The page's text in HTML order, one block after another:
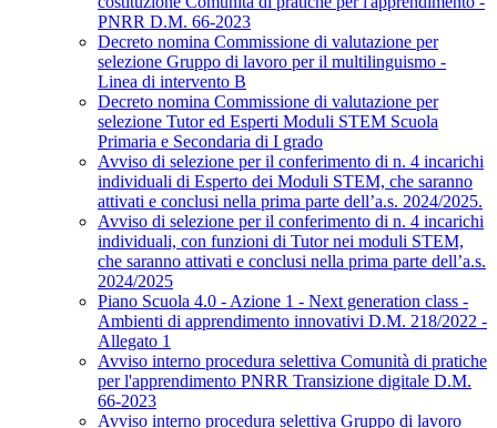
PNRR D.M. 66-2023
Decreto nomina Commissione di valutazione per
selezione Gruppo di lavoro per il multilinguismo -
Linea di intervento B
Decreto nomina Commissione di valutazione per
selezione Tutor ed Esperti Moduli STEM Scuola
Primaria e Secondaria di I grado
Avviso di selezione per il conferimento di n. 4 incarichi
individuali di Esperto dei Moduli STEM, che saranno
attivati e conclusi nella prima parte dell’a.s. 2024/2025.
Avviso di selezione per il conferimento di n. 4 incarichi
individuali, con funzioni di Tutor nei moduli STEM,
che saranno attivati e conclusi nella prima parte dell’a.s.
2024/2025
Piano Scuola 4.0 - Azione 1 - Next generation class -
Ambienti di apprendimento innovativi D.M. 218/2022 -
Allegato 1
Avviso interno procedura selettiva Comunità di pratiche
per l'apprendimento PNRR Transizione digitale D.M.
66-2023
Avviso interno procedura selettiva Gruppo di lavoro